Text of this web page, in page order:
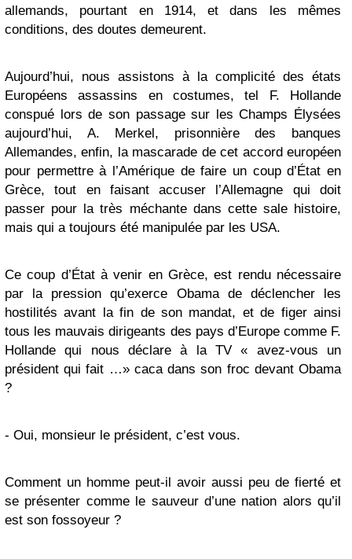
allemands, pourtant en 1914, et dans les mêmes
conditions, des doutes demeurent.
Aujourd’hui, nous assistons à la complicité des états
Européens assassins en costumes, tel F. Hollande
conspué lors de son passage sur les Champs Élysées
aujourd’hui, A. Merkel, prisonnière des banques
Allemandes, enfin, la mascarade de cet accord européen
pour permettre à l’Amérique de faire un coup d’État en
Grèce, tout en faisant accuser l’Allemagne qui doit
passer pour la très méchante dans cette sale histoire,
mais qui a toujours été manipulée par les USA.
Ce coup d’État à venir en Grèce, est rendu nécessaire
par la pression qu’exerce Obama de déclencher les
hostilités avant la fin de son mandat, et de figer ainsi
tous les mauvais dirigeants des pays d’Europe comme F.
Hollande qui nous déclare à la TV « avez-vous un
président qui fait …» caca dans son froc devant Obama
?
- Oui, monsieur le président, c’est vous.
Comment un homme peut-il avoir aussi peu de fierté et
se présenter comme le sauveur d’une nation alors qu’il
est son fossoyeur ?